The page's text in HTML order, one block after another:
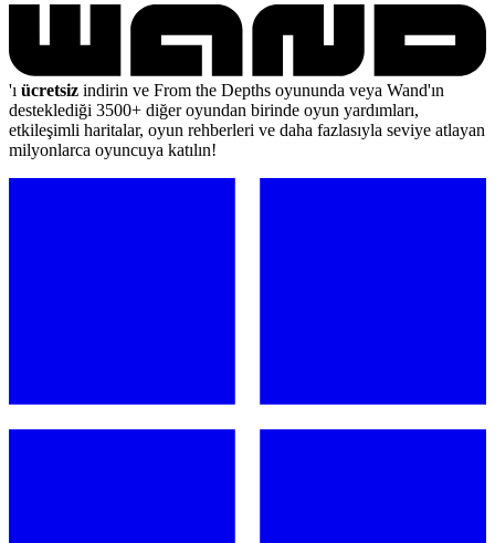
'ı ücretsiz indirin ve From the Depths oyununda veya Wand'ın
desteklediği 3500+ diğer oyundan birinde oyun yardımları,
etkileşimli haritalar, oyun rehberleri ve daha fazlasıyla seviye atlayan
milyonlarca oyuncuya katılın!